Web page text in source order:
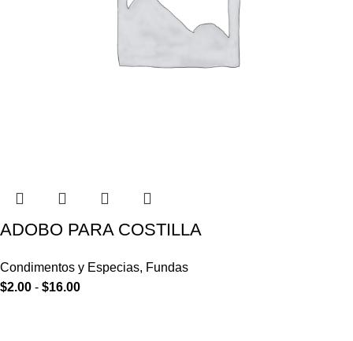
ADOBO PARA COSTILLA
Condimentos y Especias, Fundas
$2.00 - $16.00